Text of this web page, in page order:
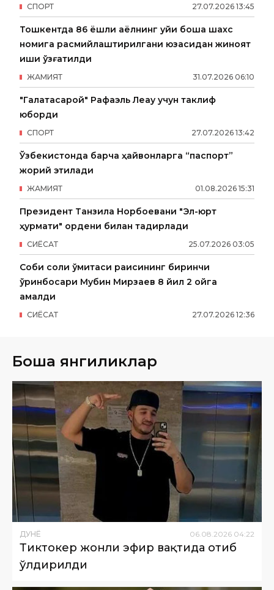
27.07.2026 13:45
СПОРТ
Тошкентда 86 ёшли аёлнинг уйи бошқа шахс
номига расмийлаштирилгани юзасидан жиноят
иши қўзғатилди
31.07.2026 06:10
ЖАМИЯТ
"Галатасарой" Рафаэль Леау учун таклиф
юборди
27.07.2026 13:42
СПОРТ
Ўзбекистонда барча ҳайвонларга “паспорт”
жорий этилади
01.08.2026 15:31
ЖАМИЯТ
Президент Танзила Норбоевани "Эл-юрт
ҳурмати" ордени билан тақдирлади
25.07.2026 03:05
СИËСАТ
Собиқ солиқ қўмитаси раисининг биринчи
ўринбосари Мубин Мирзаев 8 йил 2 ойга
қамалди
27.07.2026 12:36
СИËСАТ
Бошқа янгиликлар
ДУНË 06 08 2026 04:22
Тиктокер жонли эфир вақтида отиб
ўлдирилди